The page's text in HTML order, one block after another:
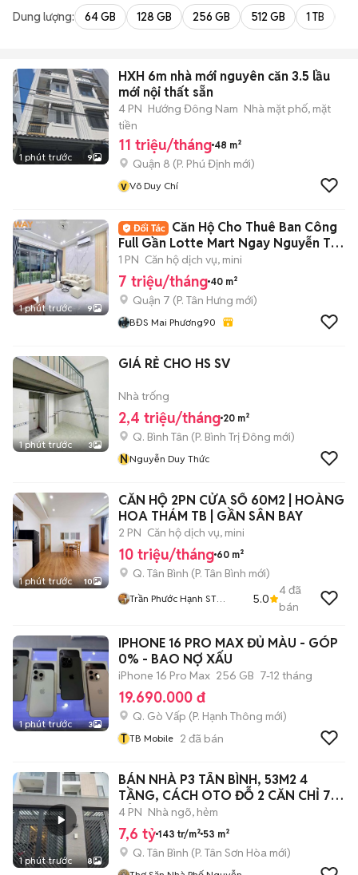
Dung lượng: 64 GB 128 GB 256 GB 512 GB 1 TB
1 phút trước 9
HXH 6m nhà mới nguyên căn 3.5 lầu
mới nội thất sẵn
4 PN Hướng Đông Nam Nhà mặt phố, mặt
tiền
11 triệu/tháng 48 m²
Quận 8 (P. Phú Định mới)
v Võ Duy Chí
1 phút trước 9
Căn Hộ Cho Thuê Ban Công
Full Gần Lotte Mart Ngay Nguyễn Thị
Thập Q7
1 PN Căn hộ dịch vụ, mini
7 triệu/tháng 40 m²
Quận 7 (P. Tân Hưng mới)
BĐS Mai Phương90
1 phút trước 3
GIÁ RẺ CHO HS SV
Nhà trống
2,4 triệu/tháng 20 m²
Q. Bình Tân (P. Bình Trị Đông mới)
NNguyễn Duy Thức
1 phút trước 10
CĂN HỘ 2PN CỬA SỔ 60M2 | HOÀNG
HOA THÁM TB | GẦN SÂN BAY
2 PN Căn hộ dịch vụ, mini
10 triệu/tháng 60 m²
Q. Tân Bình (P. Tân Bình mới)
Trần Phước Hạnh ST
5.0
4đã
bán
1 phút trước 3
IPHONE 16 PRO MAX ĐỦ MÀU - GÓP
0% - BAO NỢ XẤU
iPhone 16 Pro Max 256 GB 7-12 tháng
19.690.000 đ
Q. Gò Vấp (P. Hạnh Thông mới)
T TB Mobile 2 đã bán
1 phút trước 8
BÁN NHÀ P3 TÂN BÌNH, 53M2 4
TẦNG, CÁCH OTO ĐỖ 2 CĂN CHỈ 7
TỶ 6
4 PN Nhà ngõ, hẻm
7,6 tỷ 143 tr/m² 53 m²
Q. Tân Bình (P. Tân Sơn Hòa mới)